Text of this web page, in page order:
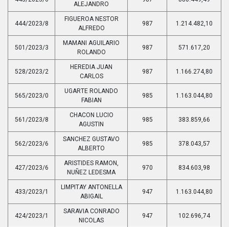
ALEJANDRO
444/2023/8
FIGUEROA NESTOR
ALFREDO
987 1.214.482,10
501/2023/3
MAMANI AGUILARIO
ROLANDO
987 571.617,20
528/2023/2
HEREDIA JUAN
CARLOS
987 1.166.274,80
565/2023/0
UGARTE ROLANDO
FABIAN
985 1.163.044,80
561/2023/8
CHACON LUCIO
AGUSTIN
985 383.859,66
562/2023/6
SANCHEZ GUSTAVO
ALBERTO
985 378.043,57
427/2023/6
ARISTIDES RAMON,
NUÑEZ LEDESMA
970 834.603,98
433/2023/1
LIMPITAY ANTONELLA
ABIGAIL
947 1.163.044,80
424/2023/1
SARAVIA CONRADO
NICOLAS
947 102.696,74